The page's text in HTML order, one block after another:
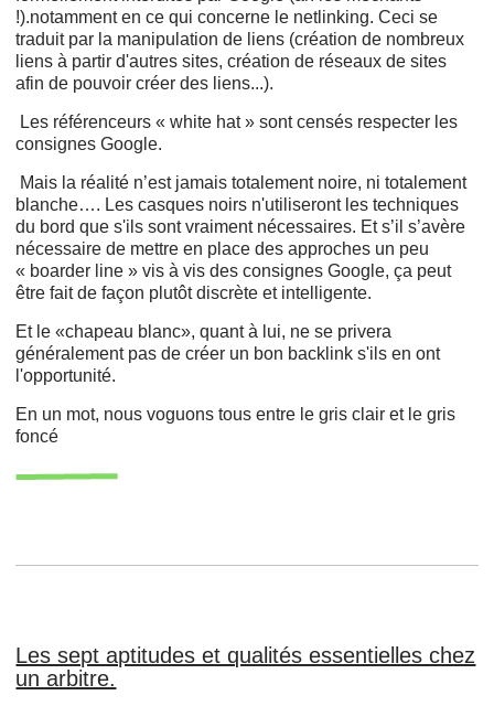
!).notamment en ce qui concerne le netlinking. Ceci se
traduit par la manipulation de liens (création de nombreux
liens à partir d'autres sites, création de réseaux de sites
afin de pouvoir créer des liens...).
Les référenceurs « white hat » sont censés respecter les
consignes Google.
Mais la réalité n’est jamais totalement noire, ni totalement
blanche…. Les casques noirs n'utiliseront les techniques
du bord que s'ils sont vraiment nécessaires. Et s’il s’avère
nécessaire de mettre en place des approches un peu
« boarder line » vis à vis des consignes Google, ça peut
être fait de façon plutôt discrète et intelligente.
Et le «chapeau blanc», quant à lui, ne se privera
généralement pas de créer un bon backlink s'ils en ont
l'opportunité.
En un mot, nous voguons tous entre le gris clair et le gris
foncé
Les sept aptitudes et qualités essentielles chez
un arbitre.